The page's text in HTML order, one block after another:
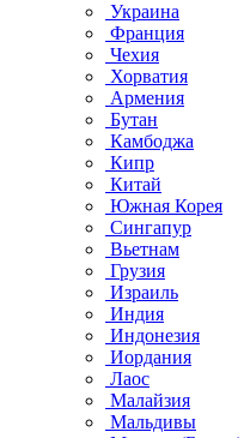
Украина
Франция
Чехия
Хорватия
Армения
Бутан
Камбоджа
Кипр
Китай
Южная Корея
Сингапур
Вьетнам
Грузия
Израиль
Индия
Индонезия
Иордания
Лаос
Малайзия
Мальдивы